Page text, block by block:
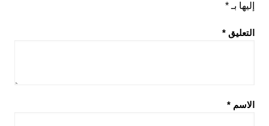
إليها بـ *
التعليق *
الاسم *